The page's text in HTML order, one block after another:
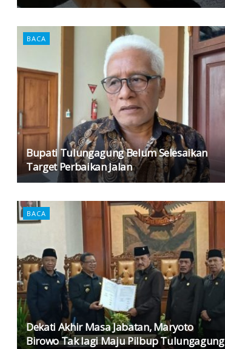
BACA
Bupati Tulungagung Belum Selesaikan
Target Perbaikan Jalan
BACA
Dekati Akhir Masa Jabatan, Maryoto
Birowo Tak lagi Maju Pilbup Tulungagung